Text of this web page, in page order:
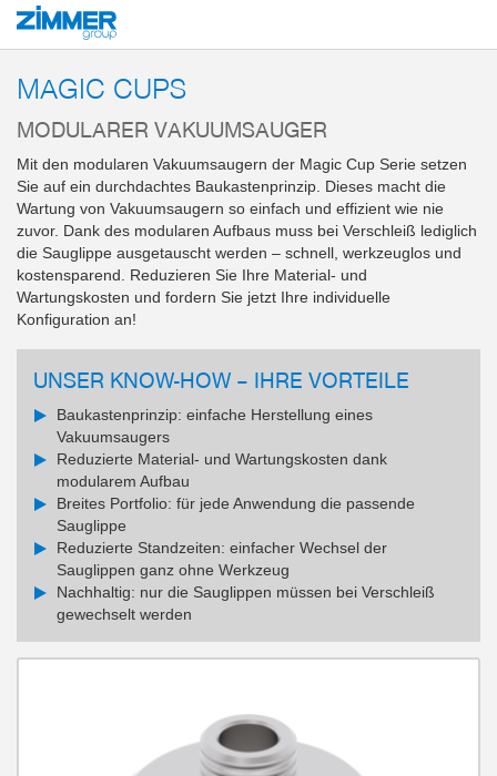
Start Produkte
MAGIC CUPS
MODULARER VAKUUMSAUGER
Mit den modularen Vakuumsaugern der Magic Cup Serie setzen
Sie auf ein durchdachtes Baukastenprinzip. Dieses macht die
Wartung von Vakuumsaugern so einfach und effizient wie nie
zuvor. Dank des modularen Aufbaus muss bei Verschleiß lediglich
die Sauglippe ausgetauscht werden – schnell, werkzeuglos und
kostensparend. Reduzieren Sie Ihre Material- und
Wartungskosten und fordern Sie jetzt Ihre individuelle
Konfiguration an!
UNSER KNOW-HOW – IHRE VORTEILE
Baukastenprinzip: einfache Herstellung eines
Vakuumsaugers
Reduzierte Material- und Wartungskosten dank
modularem Aufbau
Breites Portfolio: für jede Anwendung die passende
Sauglippe
Reduzierte Standzeiten: einfacher Wechsel der
Sauglippen ganz ohne Werkzeug
Nachhaltig: nur die Sauglippen müssen bei Verschleiß
gewechselt werden